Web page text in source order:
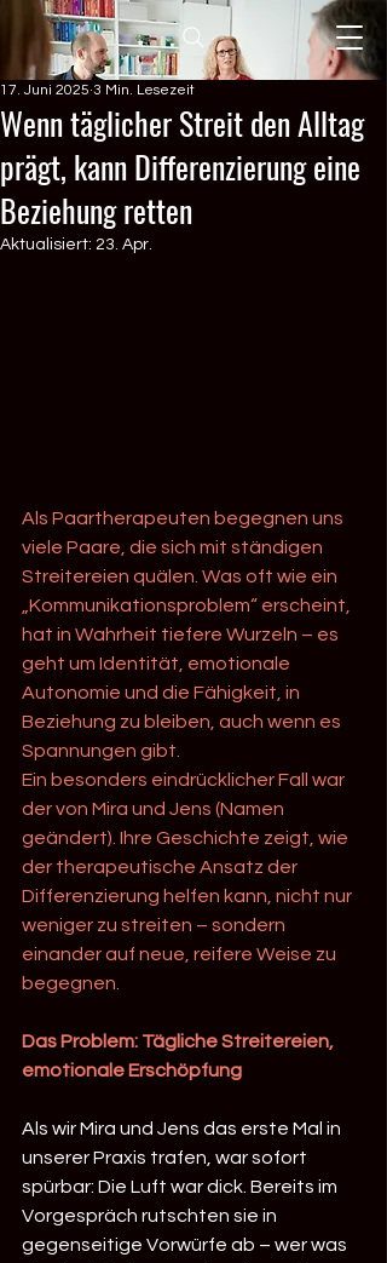
Wenn täglicher Streit den Alltag
prägt, kann Differenzierung eine
Beziehung retten
17. Juni 2025 3 Min. Lesezeit
Aktualisiert: 23. Apr.
Als Paartherapeuten begegnen uns
viele Paare, die sich mit ständigen
Streitereien quälen. Was oft wie ein
„Kommunikationsproblem“ erscheint,
hat in Wahrheit tiefere Wurzeln – es
geht um Identität, emotionale
Autonomie und die Fähigkeit, in
Beziehung zu bleiben, auch wenn es
Spannungen gibt.
Ein besonders eindrücklicher Fall war
der von Mira und Jens (Namen
geändert). Ihre Geschichte zeigt, wie
der therapeutische Ansatz der
Differenzierung helfen kann, nicht nur
weniger zu streiten – sondern
einander auf neue, reifere Weise zu
begegnen.
Das Problem: Tägliche Streitereien,
emotionale Erschöpfung
Als wir Mira und Jens das erste Mal in
unserer Praxis trafen, war sofort
spürbar: Die Luft war dick. Bereits im
Vorgespräch rutschten sie in
gegenseitige Vorwürfe ab – wer was